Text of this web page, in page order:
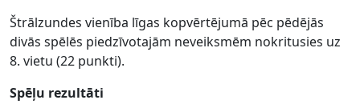
Štrālzundes vienība līgas kopvērtējumā pēc pēdējās
divās spēlēs piedzīvotajām neveiksmēm nokritusies uz
8. vietu (22 punkti).
Spēļu rezultāti